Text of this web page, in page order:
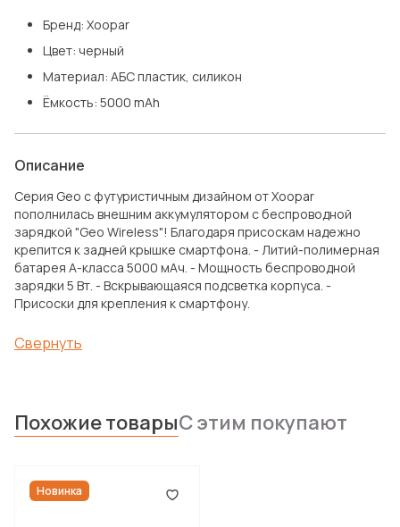
Бренд: Xoopar
Цвет: черный
Материал: АБС пластик, силикон
Ёмкость: 5000 mAh
Описание
Серия Geo c футуристичным дизайном от Xoopar
пополнилась внешним аккумулятором с беспроводной
зарядкой "Geo Wireless"! Благодаря присоскам надежно
крепится к задней крышке смартфона. - Литий-полимерная
батарея А-класса 5000 мАч. - Мощность беспроводной
зарядки 5 Вт. - Вскрывающаяся подсветка корпуса. -
Присоски для крепления к смартфону.
Свернуть
Похожие товарыС этим покупают
Новинка